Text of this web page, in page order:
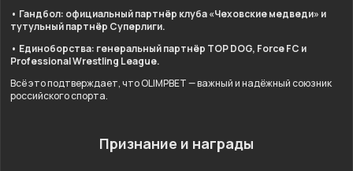
• Гандбол: официальный партнёр клуба «Чеховские медведи» и
тутульный партнёр Суперлиги.
• Единоборства: генеральный партнёр TOP DOG, Force FC и
Professional Wrestling League.
Всё это подтверждает, что OLIMPBET — важный и надёжный союзник
российского спорта.
Признание и награды